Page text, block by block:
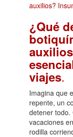
¿Qué
viajes.
Imagina que
repente, un
detener todo.
vacaciones
rodilla